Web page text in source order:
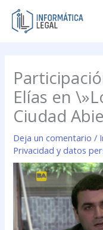
contenido
Elías en
Ciudad
Deja un comentario /
Privacidad y datos